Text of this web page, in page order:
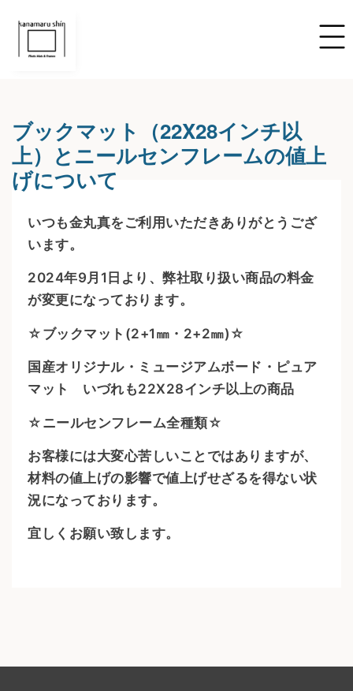
ブックマット（22X28インチ以
上）とニールセンフレームの値上
げについて
いつも金丸真をご利用いただきありがとうござ
います。
2024年9月1日より、弊社取り扱い商品の料金
が変更になっております。
☆ブックマット(2+1㎜・2+2㎜)☆
国産オリジナル・ミュージアムボード・ピュア
マット いづれも22X28インチ以上の商品
☆ニールセンフレーム全種類☆
お客様には大変心苦しいことではありますが、
材料の値上げの影響で値上げせざるを得ない状
況になっております。
宜しくお願い致します。